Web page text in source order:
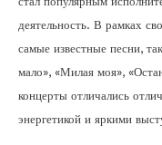
деятельность. В рамках
самые известные песни,
мало», «Милая моя»,
концерты отличались
энергетикой и яркими